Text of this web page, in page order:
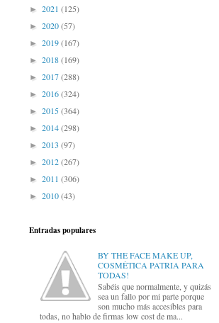
► 2021 (125)
► 2020(57)
► 2019(167)
► 2018(169)
► 2017(288)
► 2016(324)
► 2015(364)
► 2014(298)
► 2013 (97)
► 2012(267)
► 2011 (306)
► 2010(43)
Entradas populares
BY THE FACE MAKE UP,
COSMÉTICA PATRIA PARA
TODAS!
Sabéis que normalmente, y quizás
sea un fallo por mi parte porque
son mucho más accesibles para
todas, no hablo de firmas low cost de ma...